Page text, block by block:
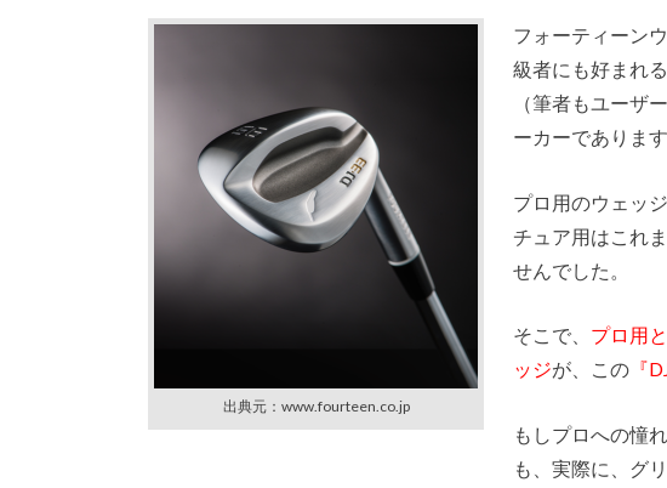
出典元：www.fourteen.co.jp
フォーティーン
級者にも好まれ
（筆者もユーザ
ーカーであります
プロ用のウェッ
チュア用はこれ
せんでした。
そこで、 プロ用
ッジが、この 『
もしプロへの憧
も、実際に、グ